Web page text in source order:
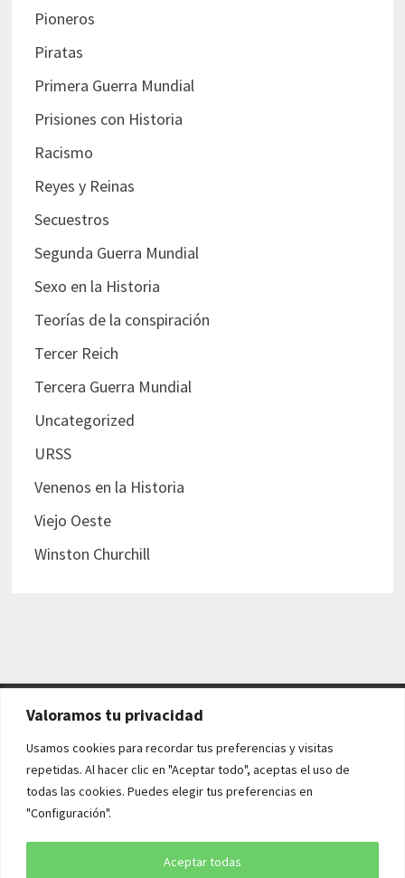
Valoramos tu privacidad
Usamos cookies para recordar tus preferencias y visitas
repetidas. Al hacer clic en "Aceptar todo", aceptas el uso de
todas las cookies. Puedes elegir tus preferencias en
"Configuración".
Aceptar todas
Pioneros
Piratas
Primera Guerra Mundial
Prisiones con Historia
Racismo
Reyes y Reinas
Secuestros
Segunda Guerra Mundial
Sexo en la Historia
Teorías de la conspiración
Tercer Reich
Tercera Guerra Mundial
Uncategorized
URSS
Venenos en la Historia
Viejo Oeste
Winston Churchill
AVISO LEGAL Y POLÍTICAS
Aviso legal
Política de cookies